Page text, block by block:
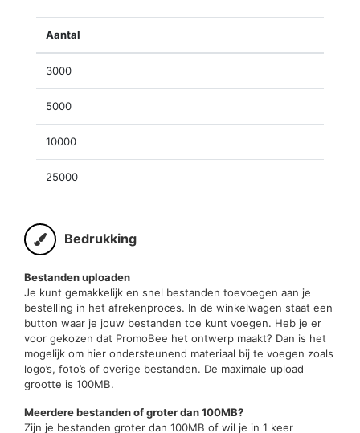
Aantal
3000
5000
10000
25000
Bedrukking
Bestanden uploaden
Je kunt gemakkelijk en snel bestanden toevoegen aan je
bestelling in het afrekenproces. In de winkelwagen staat een
button waar je jouw bestanden toe kunt voegen. Heb je er
voor gekozen dat PromoBee het ontwerp maakt? Dan is het
mogelijk om hier ondersteunend materiaal bij te voegen zoals
logo’s, foto’s of overige bestanden. De maximale upload
grootte is 100MB.
Meerdere bestanden of groter dan 100MB?
Zijn je bestanden groter dan 100MB of wil je in 1 keer